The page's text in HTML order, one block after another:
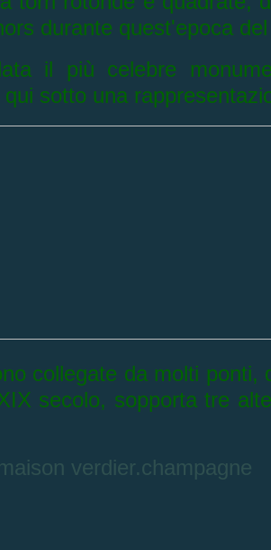
durante quest'epoca
il più celebre
sotto una
collegate da molti ponti,
secolo, sopporta tre